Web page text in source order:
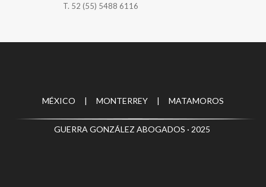
T. 52 (55) 5488 6116
MÉXICO | MONTERREY | MATAMOROS
GUERRA GONZÁLEZ ABOGADOS · 2025